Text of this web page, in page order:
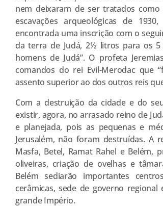
nem deixaram de ser tratados
escavações arqueológicas de
encontrada uma inscrição com o
da terra de Judá, 2½ litros para os
homens de Judá”. O profeta
comandos do rei Evil-Merodac que
assento superior ao dos outros reis
Com a destruição da cidade e do
existir, agora, no arrasado reino de
e planejada, pois as pequenas e
Jerusalém, não foram destruídas. A
Masfa, Betel, Ramat Rahel e Belém,
oliveiras, criação de ovelhas e
Belém sediarão importantes
cerâmicas, sede de governo
grande Império.